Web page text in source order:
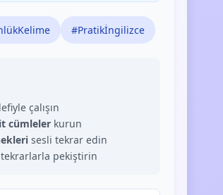
#Pratikİngilizce
çalışın
cümlelerkurun
sesli tekrar edin
pekiştirin